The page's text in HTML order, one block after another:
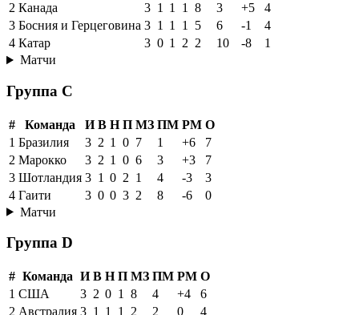
2 Канада 3 1 1 1 8 3 +5
4
3 Босния и Герцеговина 3 1 1 1 5 6 -1
4
4 Катар 3 0 1 2 2 10 -8
1
Матчи
Группа C
# Команда И В Н П МЗ ПМ РМ О
1 Бразилия 3 2 1 0 7 1 +6
7
2 Марокко 3 2 1 0 6 3 +3
7
3 Шотландия 3 1 0 2 1 4 -3
3
4 Гаити 3 0 0 3 2 8 -6
0
Матчи
Группа D
# Команда И В Н П МЗ ПМ РМ О
1 США 3 2 0 1 8 4 +4
6
2 Австралия 3 1 1 1 2 2 0 4